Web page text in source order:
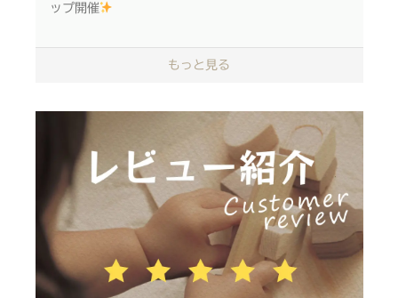
ドールバギー商品ページへ
ップ開催
木を削り、ひのきの香りを楽しんでいただく親子DIY
していただけます
◎のこぎりなどの刃物は使用なし！
◎持ち帰りバッグ付き！
ご家族の方も安心してご参加いただけます。
日時 2023年11月3日（金・祝）
11月4日（土）
①10：30～11：30
②12：00～13：00
もっと見る